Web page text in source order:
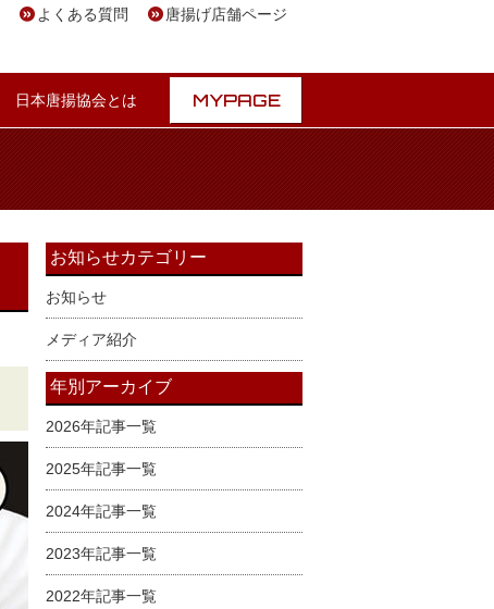
よくある質問 唐揚げ店舗ページ
日本唐揚協会とは MYPAGE
お知らせカテゴリー
お知らせ
メディア紹介
年別アーカイブ
2026年記事一覧
2025年記事一覧
2024年記事一覧
2023年記事一覧
2022年記事一覧